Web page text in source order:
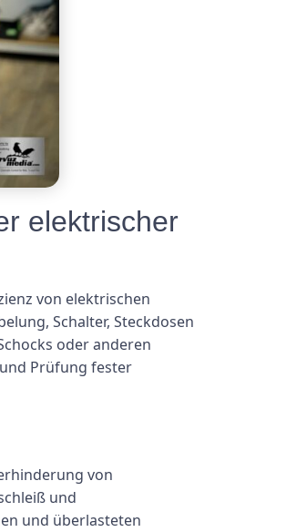
elektrischer
von elektrischen
Schalter, Steckdosen
oder anderen
Prüfung fester
von
und
und überlasteten